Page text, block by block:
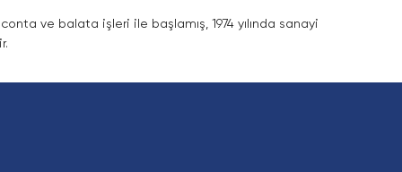
ve balata işleri ile başlamış, 1974 yılında sanayi